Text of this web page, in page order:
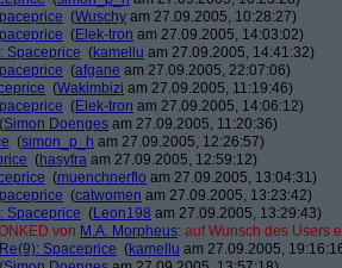
(Wuschy am 27.09.2005, 10:28:27)
(Elek-tron am 27.09.2005, 14:03:02)
Spaceprice (kamellu am 27.09.2005, 14:41:32)
(afgane am 27.09.2005, 22:07:06)
(Wakimbizi am 27.09.2005, 11:19:46)
(Elek-tron am 27.09.2005, 14:06:12)
(Simon Doenges am 27.09.2005, 11:20:36)
(simon_p_h am 27.09.2005, 12:26:57)
(hasyfra am 27.09.2005, 12:59:12)
(muenchnerflo am 27.09.2005, 13:04:31)
(catwomen am 27.09.2005, 13:23:42)
Spaceprice (Leon198 am 27.09.2005, 13:29:43)
von M.A. Morpheus: auf Wunsch des Users
Re(9): Spaceprice (kamellu am 27.09.2005,